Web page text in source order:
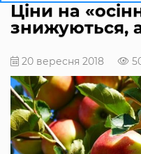
Ціни на
знижуються,
20 вересня 2018